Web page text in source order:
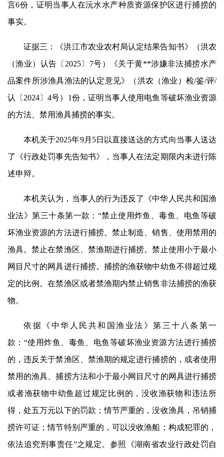
言6份，证明当事人在沅水水产种质资源保护区进行捕捞的
事实。
证据三：《洪江市农业农村局认定结果告知书》（洪农
（渔业）认告〔2025〕7号）《关于黄**涉嫌非法捕捞水产
品案件所涉渔具渔法的认定意见》（洪农（渔业）检/鉴/评/
认〔2024〕4号）1份，证明当事人使用电鱼等破坏渔业资源
的方法、禁用渔具捕捞的事实。
本机关于2025年9月5日以直接送达的方式向当事人送达
了《行政处罚事先告知书》，当事人在法定期限内未进行陈
述申辩。
本机关认为，当事人的行为违反了《中华人民共和国渔
业法》第三十条第一款：“禁止使用炸鱼、毒鱼、电鱼等破
坏渔业资源的方法进行捕捞。禁止制造、销售、使用禁用的
渔具。禁止在禁渔区、禁渔期进行捕捞。禁止使用小于最小
网目尺寸的网具进行捕捞。捕捞的渔获物中幼鱼不得超过规
定的比例。在禁渔区或者禁渔期内禁止销售非法捕捞的渔获
物。
依据《中华人民共和国渔业法》第三十八条第一
款：“使用炸鱼、毒鱼、电鱼等破坏渔业资源方法进行捕捞
的，违反关于禁渔区、禁渔期的规定进行捕捞的，或者使用
禁用的渔具、捕捞方法和小于最小网目尺寸的网具进行捕捞
或者渔获物中幼鱼超过规定比例的，没收渔获物和违法所
得，处五万元以下的罚款；情节严重的，没收渔具，吊销捕
捞许可证；情节特别严重的，可以没收渔船；构成犯罪的，
依法追究刑事责任”之规定。参照《湖南省农业行政处罚自